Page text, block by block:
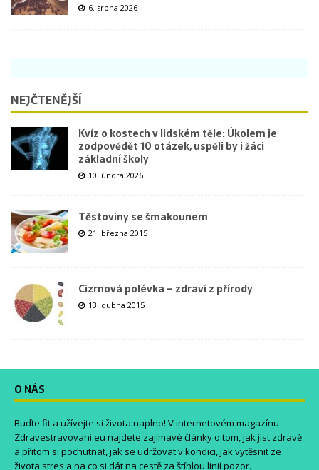
6. srpna 2026
NEJČTENĚJŠÍ
Kvíz o kostech v lidském těle: Úkolem je
zodpovědět 10 otázek, uspěli by i žáci
základní školy
10. února 2026
Těstoviny se šmakounem
21. března 2015
Cizrnová polévka – zdraví z přírody
13. dubna 2015
O NÁS
Buďte fit a užívejte si života naplno! V internetovém magazínu
Zdravestravovani.eu najdete zajímavé články o tom, jak jíst zdravě
a přitom si pochutnat, jak se udržovat v kondici, jak vytěsnit ze
života stres a na co si dát na cestě za štíhlou linií pozor.